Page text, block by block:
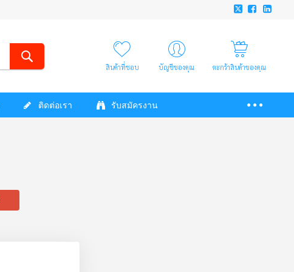
สินค้าที่ชอบ บัญชีของคุณ ตะกร้าสินค้าของคุณ
ติดต่อเรา รับสมัครงาน